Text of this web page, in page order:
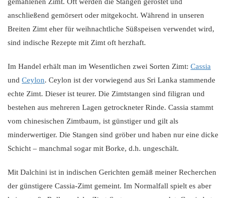
anschließend gemörsert oder mitgekocht. Während in unseren
Breiten Zimt eher für weihnachtliche Süßspeisen verwendet wird,
sind indische Rezepte mit Zimt oft herzhaft.
Im Handel erhält man im Wesentlichen zwei Sorten Zimt: Cassia
und Ceylon. Ceylon ist der vorwiegend aus Sri Lanka stammende
echte Zimt. Dieser ist teurer. Die Zimtstangen sind filigran und
bestehen aus mehreren Lagen getrockneter Rinde. Cassia stammt
vom chinesischen Zimtbaum, ist günstiger und gilt als
minderwertiger. Die Stangen sind gröber und haben nur eine dicke
Schicht – manchmal sogar mit Borke, d.h. ungeschält.
Mit Dalchini ist in indischen Gerichten gemäß meiner Recherchen
der günstigere Cassia-Zimt gemeint. Im Normalfall spielt es aber